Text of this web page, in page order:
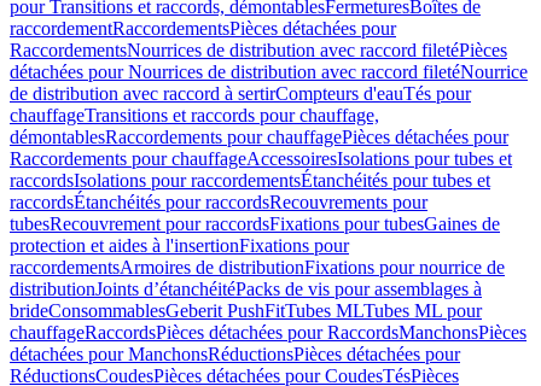
pour Transitions et raccords, démontablesFermeturesBoîtes de
raccordementRaccordementsPièces détachées pour
RaccordementsNourrices de distribution avec raccord filetéPièces
détachées pour Nourrices de distribution avec raccord filetéNourrice
de distribution avec raccord à sertirCompteurs d'eauTés pour
chauffageTransitions et raccords pour chauffage,
démontablesRaccordements pour chauffagePièces détachées pour
Raccordements pour chauffageAccessoiresIsolations pour tubes et
raccordsIsolations pour raccordementsÉtanchéités pour tubes et
raccordsÉtanchéités pour raccordsRecouvrements pour
tubesRecouvrement pour raccordsFixations pour tubesGaines de
protection et aides à l'insertionFixations pour
raccordementsArmoires de distributionFixations pour nourrice de
distributionJoints d’étanchéitéPacks de vis pour assemblages à
brideConsommablesGeberit PushFitTubes MLTubes ML pour
chauffageRaccordsPièces détachées pour RaccordsManchonsPièces
détachées pour ManchonsRéductionsPièces détachées pour
RéductionsCoudesPièces détachées pour CoudesTésPièces